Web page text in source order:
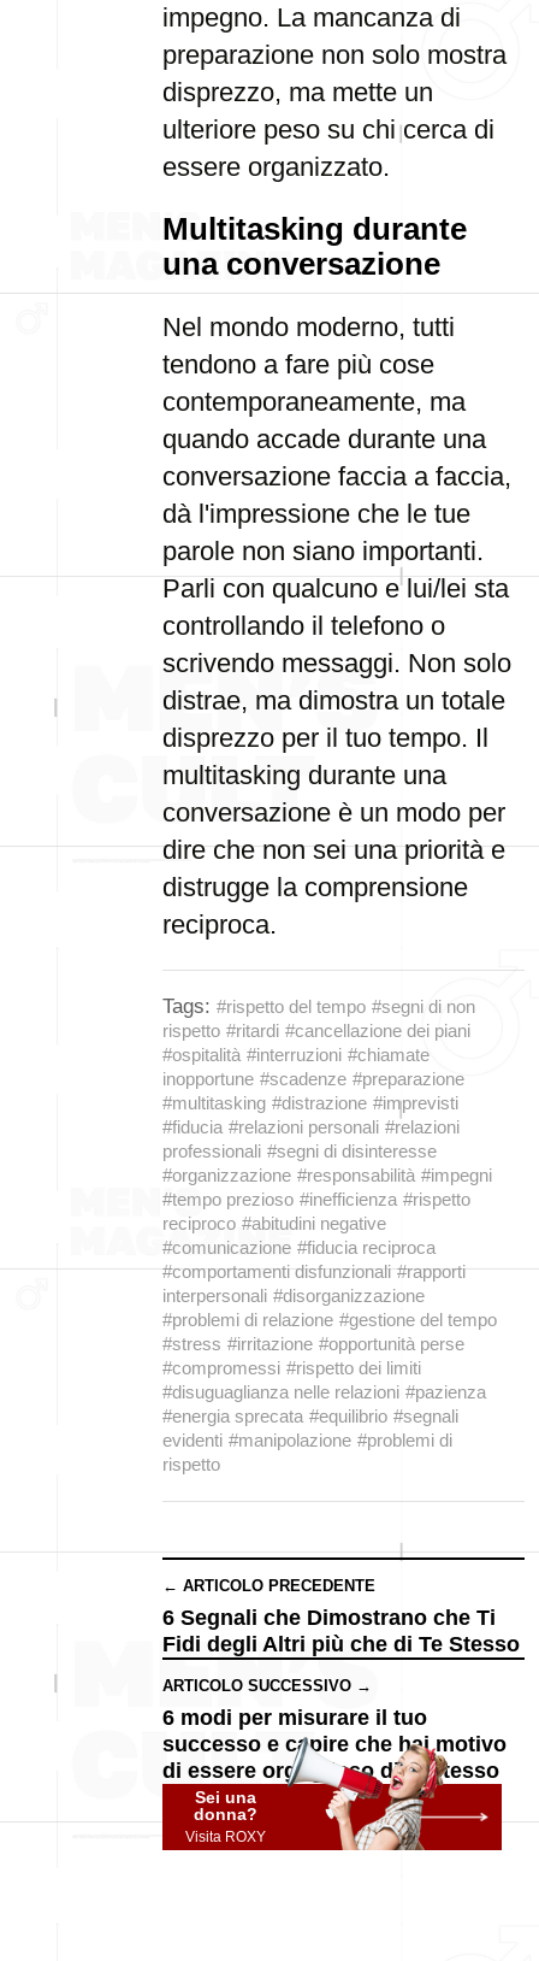
impegno. La mancanza di
preparazione non solo mostra
disprezzo, ma mette un
ulteriore peso su chi cerca di
essere organizzato.
Multitasking durante
una conversazione
Nel mondo moderno, tutti
tendono a fare più cose
contemporaneamente, ma
quando accade durante una
conversazione faccia a faccia,
dà l'impressione che le tue
parole non siano importanti.
Parli con qualcuno e lui/lei sta
controllando il telefono o
scrivendo messaggi. Non solo
distrae, ma dimostra un totale
disprezzo per il tuo tempo. Il
multitasking durante una
conversazione è un modo per
dire che non sei una priorità e
distrugge la comprensione
reciproca.
Tags: #rispetto del tempo #segni di non
rispetto #ritardi #cancellazione dei piani
#ospitalità #interruzioni #chiamate
inopportune #scadenze #preparazione
#multitasking #distrazione #imprevisti
#fiducia #relazioni personali #relazioni
professionali #segni di disinteresse
#organizzazione #responsabilità #impegni
#tempo prezioso #inefficienza #rispetto
reciproco #abitudini negative
#comunicazione #fiducia reciproca
#comportamenti disfunzionali #rapporti
interpersonali #disorganizzazione
#problemi di relazione #gestione del tempo
#stress #irritazione #opportunità perse
#compromessi #rispetto dei limiti
#disuguaglianza nelle relazioni #pazienza
#energia sprecata #equilibrio #segnali
evidenti #manipolazione #problemi di
rispetto
← ARTICOLO PRECEDENTE
6 Segnali che Dimostrano che Ti
Fidi degli Altri più che di Te Stesso
ARTICOLO SUCCESSIVO →
6 modi per misurare il tuo
successo e capire che hai motivo
di essere orgoglioso di te stesso
Sei una
donna?
Visita ROXY